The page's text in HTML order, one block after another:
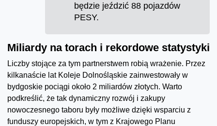
będzie jeździć 88 pojazdów
PESY.
Miliardy na torach i rekordowe statystyki
Liczby stojące za tym partnerstwem robią wrażenie. Przez
kilkanaście lat Koleje Dolnośląskie zainwestowały w
bydgoskie pociągi około 2 miliardów złotych. Warto
podkreślić, że tak dynamiczny rozwój i zakupy
nowoczesnego taboru były możliwe dzięki wsparciu z
funduszy europejskich, w tym z Krajowego Planu